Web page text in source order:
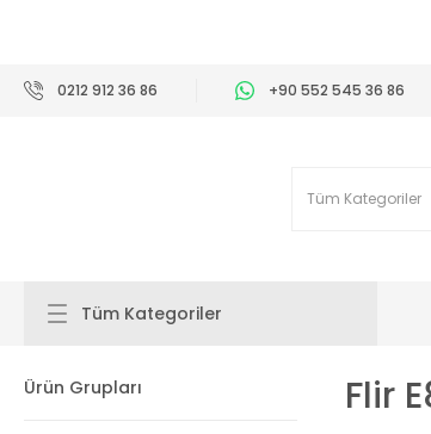
0212 912 36 86 +90 552 545 36 86
Tüm Kategoriler
Ürün Grupları Flir